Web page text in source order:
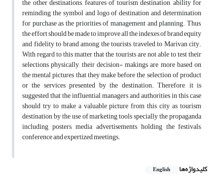
the other destinations, features of tourism destination, ability for
reminding the symbol and logo of destination and determination
for purchase as the priorities of management and planning. Thus,
the effort should be made to improve all the indexes of brand equity
and fidelity to brand among the tourists traveled to Marivan city.
With regard to this matter that the tourists are not able to test their
selections physically, their decision- makings are more based on
the mental pictures that they make before the selection of product
or the services presented by the destination. Therefore, it is
suggested that the influential managers and authorities in this case
should try to make a valuable picture from this city as tourism
destination by the use of marketing tools specially the propaganda
including posters, media advertisements, holding the festivals,
conference and expertized meetings.
کلیدواژه‌ها English